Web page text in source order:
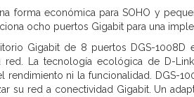
forma económica para SOHO y
ocho puertos Gigabit para una
Gigabit de 8 puertos DGS-
red. La tecnología ecológica de D-
rendimiento ni la funcionalidad. DGS-
su red a conectividad Gigabit. Un